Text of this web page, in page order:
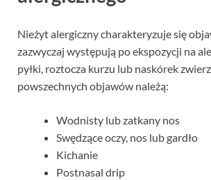
Nieżyt alergiczny charakteryzuje się
zazwyczaj występują po ekspozycji na
pyłki, roztocza kurzu lub naskórek
powszechnych objawów należą:
Wodnisty lub zatkany nos
Swędzące oczy, nos lub gardło
Kichanie
Postnasal drip